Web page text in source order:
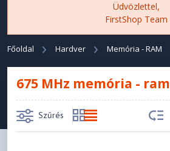
Üdvözlettel,
FirstShop Team
Főoldal Hardver Memória - RAM
675 MHz memória - ram
Szűrés